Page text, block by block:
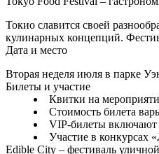
Токио славится своей
кулинарных концепций.
Дата и место
Вторая неделя июля в парке
Билеты и участие
Квитки на
Стоимость билета
VIP-билеты включают
Участие в конкурсах
Edible City – фестиваль